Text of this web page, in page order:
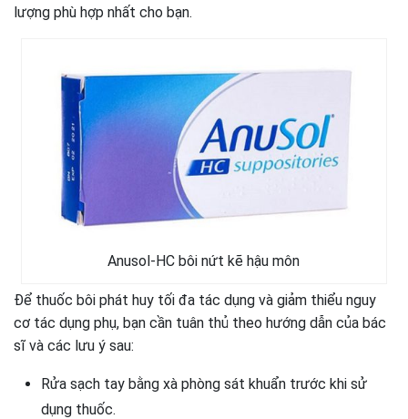
lượng phù hợp nhất cho bạn.
Anusol-HC bôi nứt kẽ hậu môn
Để thuốc bôi phát huy tối đa tác dụng và giảm thiểu nguy
cơ tác dụng phụ, bạn cần tuân thủ theo hướng dẫn của bác
sĩ và các lưu ý sau:
Rửa sạch tay bằng xà phòng sát khuẩn trước khi sử
dụng thuốc.